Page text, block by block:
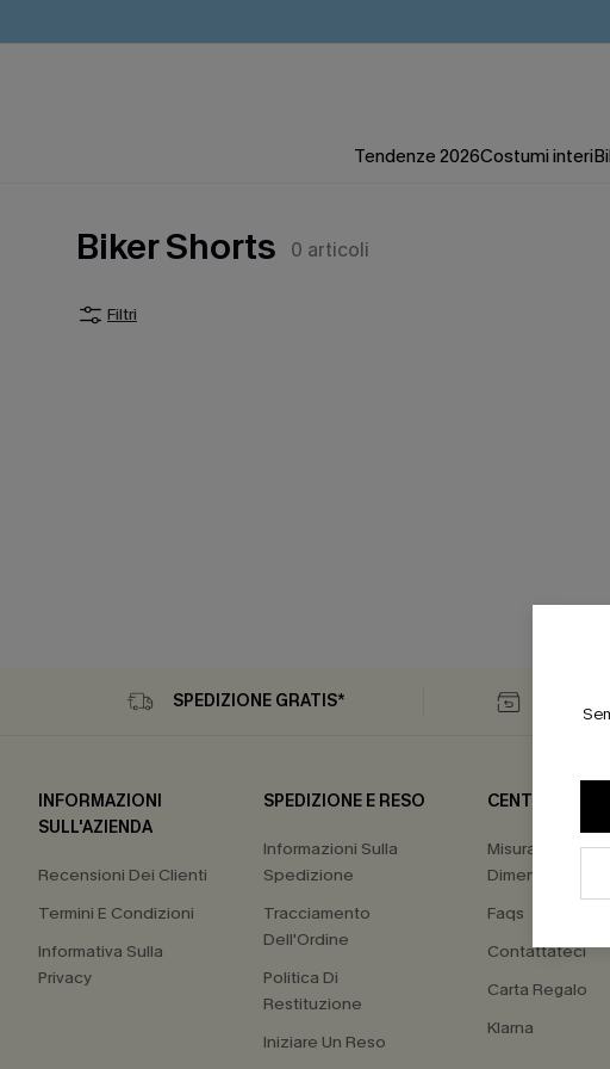
Tendenze 2026Costumi interi
Biker Shorts 0 articoli
Filtri
SPEDIZIONE GRATIS*
INFORMAZIONI
SULL'AZIENDA
Recensioni Dei Clienti
Termini E Condizioni
Informativa Sulla
Privacy
SPEDIZIONE E RESO
Informazioni Sulla
Spedizione
Tracciamento
Dell'Ordine
Politica Di
Restituzione
Iniziare Un Reso
CENTRO
Misura Delle
Dimensioni
Faqs
Contattateci
Carta Regalo
Klarna